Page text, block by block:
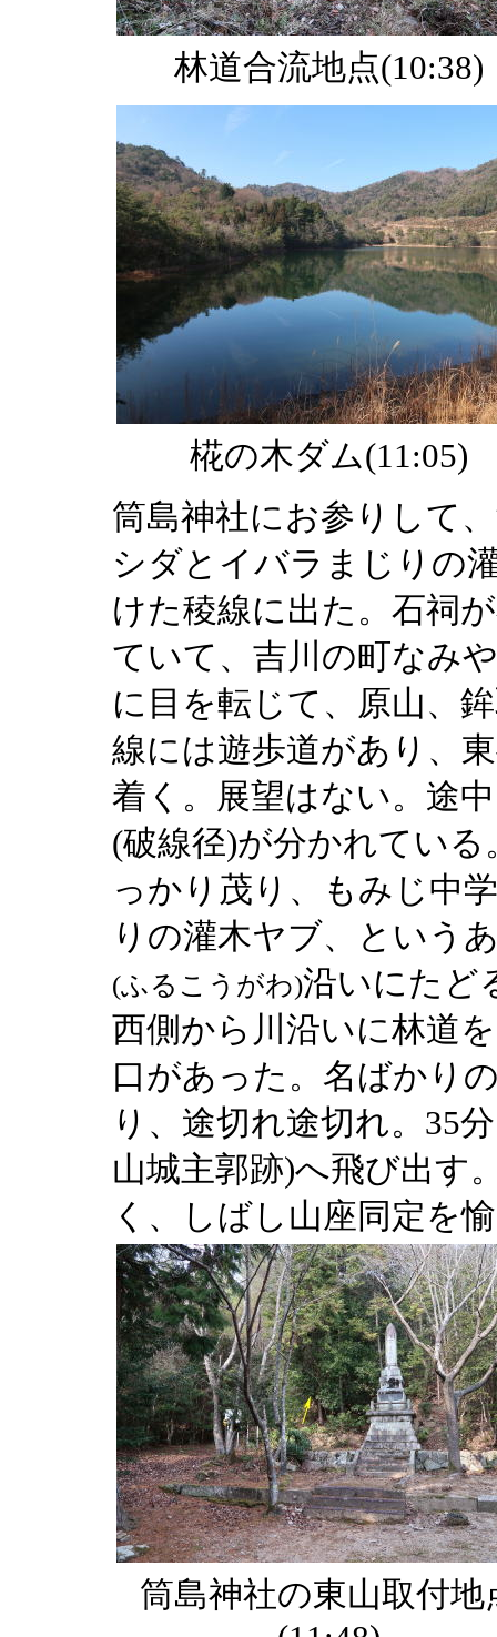
林道合流地点(10:38)
椛の木ダム(11:05)
筒島神社にお参りして
シダとイバラまじりの
けた稜線に出た。石祠
ていて、吉川の町なみ
に目を転じて、原山、
線には遊歩道があり、
着く。展望はない。途
(破線径)が分かれてい
っかり茂り、もみじ中
りの灌木ヤブ、という
(ふるこうがわ)沿いにたど
西側から川沿いに林道
口があった。名ばかり
り、途切れ途切れ。35
山城主郭跡)へ飛び出す
く、しばし山座同定を
筒島神社の東山取付地